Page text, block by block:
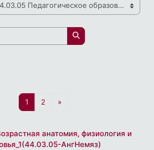
搜索课程
1 2 页 2»
анатомия, физиология и
АнгНемяз)